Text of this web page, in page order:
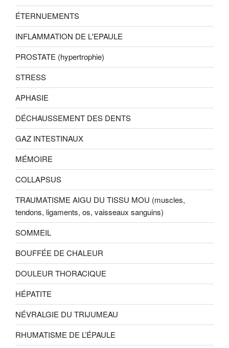
ÉTERNUEMENTS
INFLAMMATION DE L'EPAULE
PROSTATE (hypertrophie)
STRESS
APHASIE
DÉCHAUSSEMENT DES DENTS
GAZ INTESTINAUX
MÉMOIRE
COLLAPSUS
TRAUMATISME AIGU DU TISSU MOU (muscles,
tendons, ligaments, os, vaisseaux sanguins)
SOMMEIL
BOUFFÉE DE CHALEUR
DOULEUR THORACIQUE
HÉPATITE
NÉVRALGIE DU TRIJUMEAU
RHUMATISME DE L’ÉPAULE